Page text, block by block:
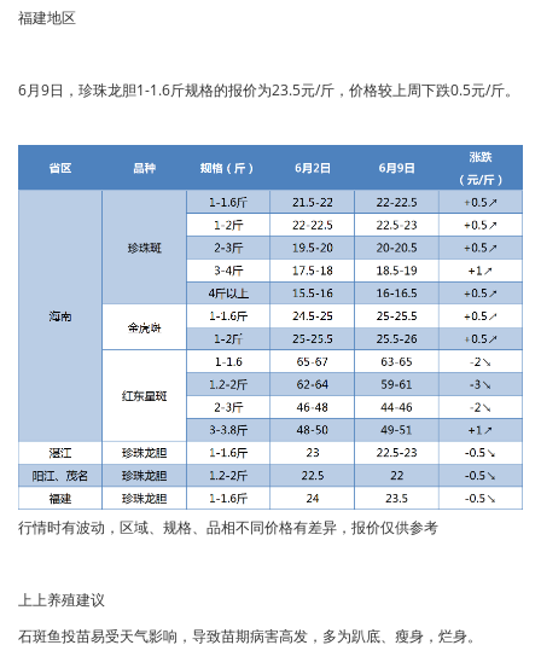
福建地区
6月9日，珍珠龙胆1-1.6斤规格的报价为23.5元/斤，价格较上周下跌0.5元/斤。
行情时有波动，区域、规格、品相不同价格有差异，报价仅供参考
上上养殖建议
石斑鱼投苗易受天气影响，导致苗期病害高发，多为趴底、瘦身，烂身。